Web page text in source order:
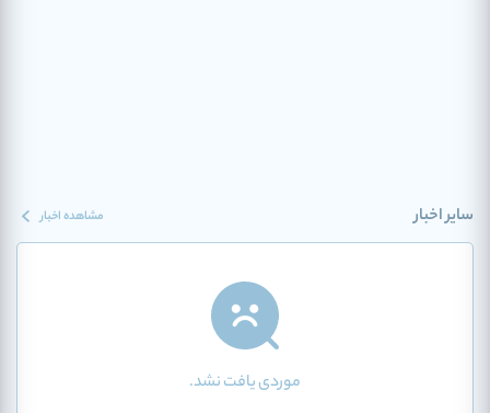
سایر اخبار مشاهده اخبار
موردی یافت نشد.